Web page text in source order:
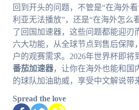
回到开头的问题，不管是“在海外
利亚无法播放”，还是“在海外怎么
了回国加速器，这些问题都能迎刃
六大功能，从全球节点到售后保障
户的观赛需求。2026年世界杯即将
番茄加速器，让你在海外也能和国
的球队加油助威，享受中文解说带
Spread the love